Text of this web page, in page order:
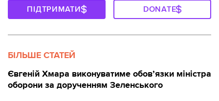
ПІДТРИМАТИ DONATE
БІЛЬШЕ СТАТЕЙ
Євгеній Хмара виконуватиме обов’язки міністра
оборони за дорученням Зеленського